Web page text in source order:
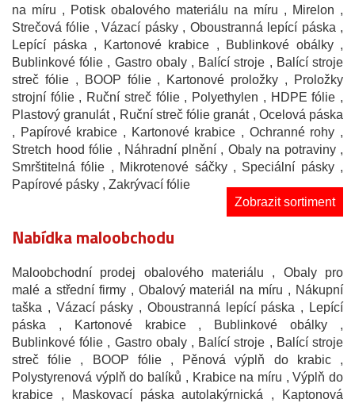
na míru , Potisk obalového materiálu na míru , Mirelon ,
Strečová fólie , Vázací pásky , Oboustranná lepící páska ,
Lepící páska , Kartonové krabice , Bublinkové obálky ,
Bublinkové fólie , Gastro obaly , Balící stroje , Balící stroje
streč fólie , BOOP fólie , Kartonové proložky , Proložky
strojní fólie , Ruční streč fólie , Polyethylen , HDPE fólie ,
Plastový granulát , Ruční streč fólie granát , Ocelová páska
, Papírové krabice , Kartonové krabice , Ochranné rohy ,
Stretch hood fólie , Náhradní plnění , Obaly na potraviny ,
Smrštitelná fólie , Mikrotenové sáčky , Speciální pásky ,
Papírové pásky , Zakrývací fólie
Zobrazit sortiment
Nabídka maloobchodu
Maloobchodní prodej obalového materiálu , Obaly pro
malé a střední firmy , Obalový materiál na míru , Nákupní
taška , Vázací pásky , Oboustranná lepící páska , Lepící
páska , Kartonové krabice , Bublinkové obálky ,
Bublinkové fólie , Gastro obaly , Balící stroje , Balící stroje
streč fólie , BOOP fólie , Pěnová výplň do krabic ,
Polystyrenová výplň do balíků , Krabice na míru , Výplň do
krabice , Maskovací páska autolakýrnická , Kaptonová